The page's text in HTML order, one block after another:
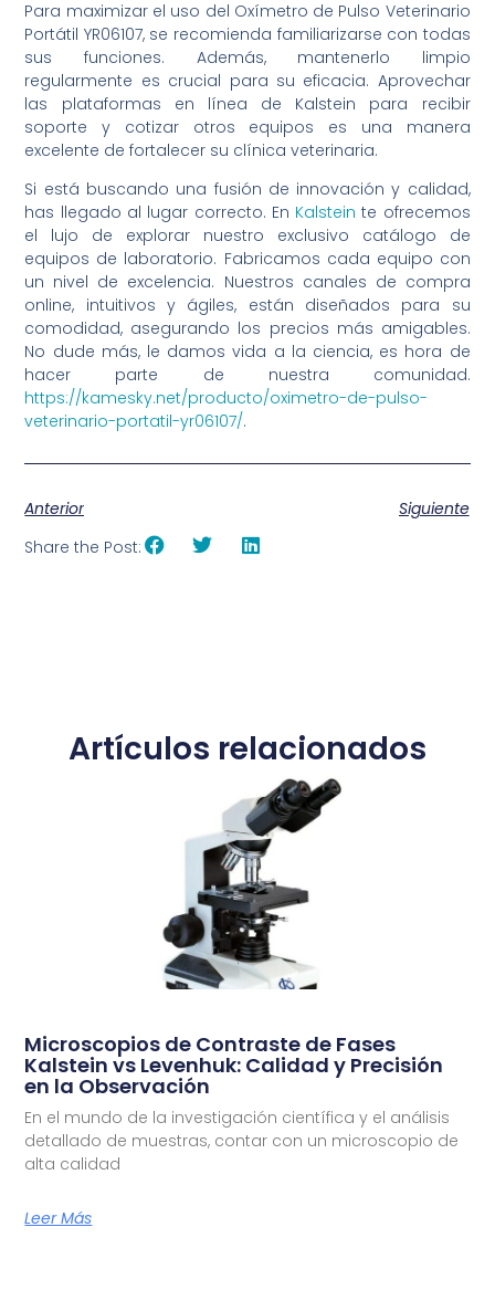
Para maximizar el uso del Oxímetro de Pulso Veterinario
Portátil YR06107, se recomienda familiarizarse con todas
sus funciones. Además, mantenerlo limpio
regularmente es crucial para su eficacia. Aprovechar
las plataformas en línea de Kalstein para recibir
soporte y cotizar otros equipos es una manera
excelente de fortalecer su clínica veterinaria.
Si está buscando una fusión de innovación y calidad,
has llegado al lugar correcto. En Kalstein te ofrecemos
el lujo de explorar nuestro exclusivo catálogo de
equipos de laboratorio. Fabricamos cada equipo con
un nivel de excelencia. Nuestros canales de compra
online, intuitivos y ágiles, están diseñados para su
comodidad, asegurando los precios más amigables.
No dude más, le damos vida a la ciencia, es hora de
hacer parte de nuestra comunidad.
https://kamesky.net/producto/oximetro-de-pulso-
veterinario-portatil-yr06107/.
Anterior
Siguiente
Share the Post:
Artículos relacionados
Microscopios de Contraste de Fases
Kalstein vs Levenhuk: Calidad y Precisión
en la Observación
En el mundo de la investigación científica y el análisis
detallado de muestras, contar con un microscopio de
alta calidad
Leer Más